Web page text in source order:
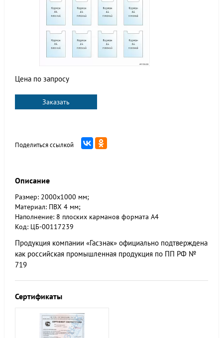
Цена по запросу
Заказать
Поделиться ссылкой
Описание
Размер: 2000х1000 мм;
Материал: ПВХ 4 мм;
Наполнение: 8 плоских карманов формата А4
Код: ЦБ-00117239
Продукция компании «Гасзнак» официально подтверждена
как российская промышленная продукция по ПП РФ №
719
Сертификаты